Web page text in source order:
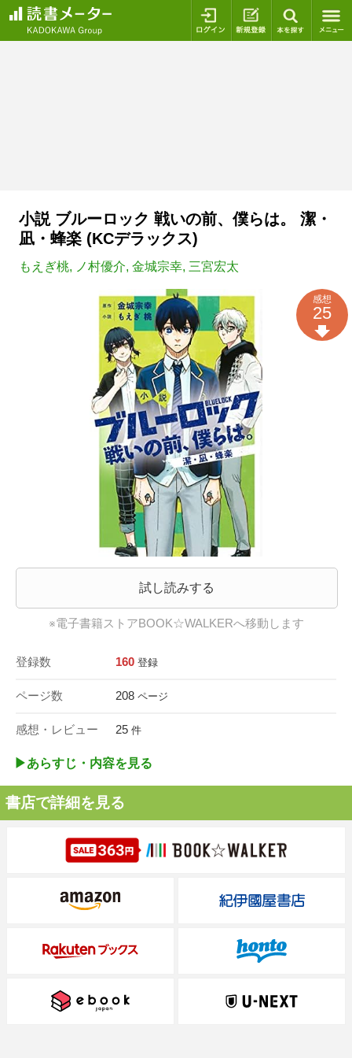
ログイン 新規登録
小説 ブルーロック 戦いの前、僕らは。 潔・
凪・蜂楽 (KCデラックス)
もえぎ桃, ノ村優介, 金城宗幸, 三宮宏太
試し読みする
※電子書籍ストアBOOK☆WALKERへ移動します
登録数 160 登録
ページ数 208 ページ
感想・レビュー 25 件
感想
25
▶︎あらすじ・内容を見る
書店で詳細を見る